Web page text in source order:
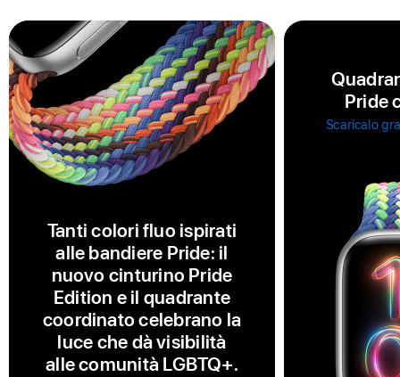
Tanti colori fluo ispirati
alle bandiere Pride: il
nuovo cinturino Pride
Edition e il quadrante
coordinato celebrano la
luce che dà visibilità
alle comunità LGBTQ+.
Pride
Scaricalo